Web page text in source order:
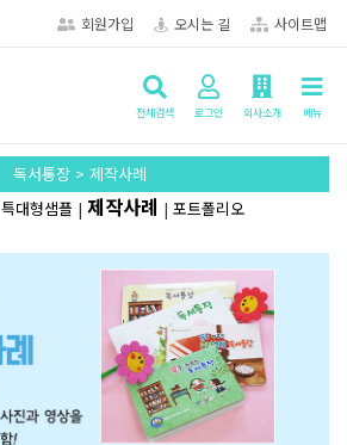
회원가입 오시는 길 사이트맵
전체검색 로그인 회사소개 메뉴
독서통장 > 제작사례
특대형샘플 | 제작사례 | 포트폴리오